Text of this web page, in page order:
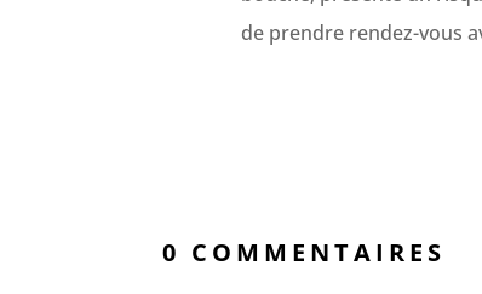
de prendre rendez-vous
0 COMMENTAIRES